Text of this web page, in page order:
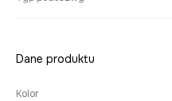
Dane produktu
Kolor